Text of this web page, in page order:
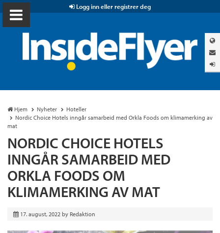
Logg inn eller registrer deg
Hjem Nyheter
Hoteller
Nordic Choice Hotels inngår samarbeid med Orkla Foods om klimamerking av
mat
NORDIC CHOICE HOTELS
INNGÅR SAMARBEID MED
ORKLA FOODS OM
KLIMAMERKING AV MAT
17. august, 2022 by Redaktion